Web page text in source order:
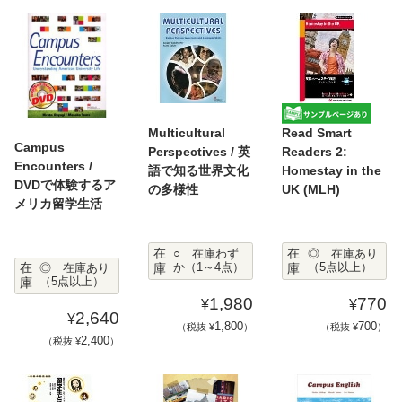
Campus
Encounters /
DVDで体験するア
メリカ留学生活
在
庫
◎ 在庫あり
（5点以上）
¥2,640
（税抜 ¥2,400）
Multicultural
Perspectives / 英
語で知る世界文化
の多様性
在
庫
○ 在庫わず
か（1～4点）
¥1,980
（税抜 ¥1,800）
Read Smart
Readers 2:
Homestay in the
UK (MLH)
在
庫
◎ 在庫あり
（5点以上）
¥770
（税抜 ¥700）